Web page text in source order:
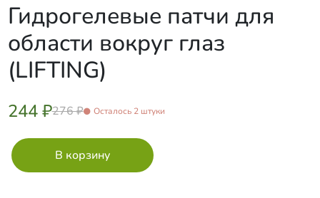
Гидрогелевые патчи для
области вокруг глаз
(LIFTING)
244 ₽276 ₽ Осталось 2 штуки